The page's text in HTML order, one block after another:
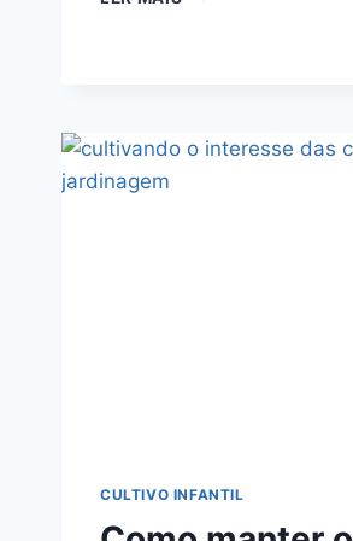
PLANTIO
CULTIVO INFANTIL